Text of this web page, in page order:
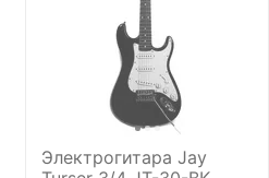
Электрогитара Jay